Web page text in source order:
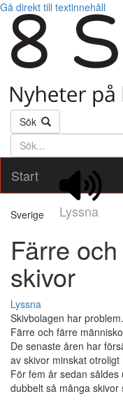
Gå direkt till textinnehåll
Sök
Söktext
Start
Lyssna
Sverige
Färre
skivor
Lyssna
Skivbolagen har problem.
Färre och färre
De senaste åren har
av skivor minskat otroligt
För fem år sedan såldes
dubbelt så många skivor